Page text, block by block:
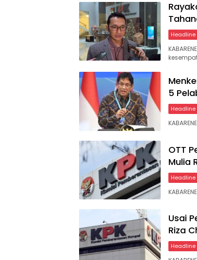
Headline
5
Headline
OTT
Mulia
Headline
Usai
Riza
Headline